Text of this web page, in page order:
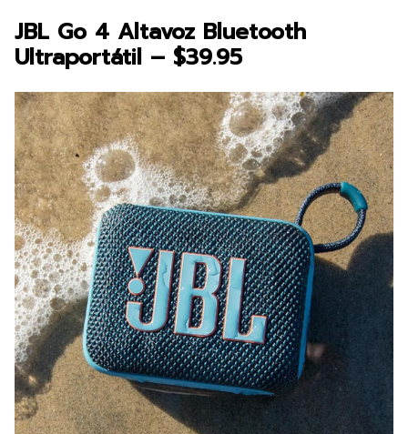
JBL Go 4 Altavoz Bluetooth
Ultraportátil – $39.95